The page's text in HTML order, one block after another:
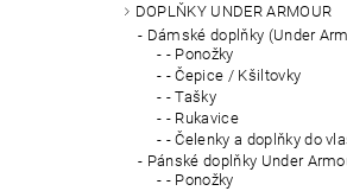
DOPLŇKY UNDER ARMOUR
Dámské doplňky (Under
- Ponožky
- Čepice / Kšiltovky
- Tašky
- Rukavice
- Čelenky a doplňky do
Pánské doplňky Under
- Ponožky